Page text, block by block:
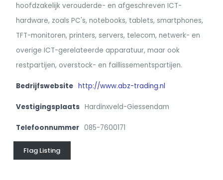
hoofdzakelijk verouderde- en afgeschreven ICT-
hardware, zoals PC's, notebooks, tablets, smartphones,
TFT-monitoren, printers, servers, telecom, netwerk- en
overige ICT-gerelateerde apparatuur, maar ook
restpartijen, overstock- en faillissementspartijen.
Bedrijfswebsite http://www.abz-trading.nl
Vestigingsplaats Hardinxveld-Giessendam
Telefoonnummer 085-7600171
Flag Listing